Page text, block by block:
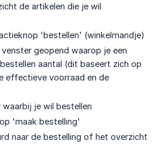
de artikelen die je wil
'bestellen' (winkelmandje)
geopend waarop je een
aantal (dit baseert zich op
effectieve voorraad en de
waarbij je wil bestellen
'maak bestelling'
naar de bestelling of het overzicht